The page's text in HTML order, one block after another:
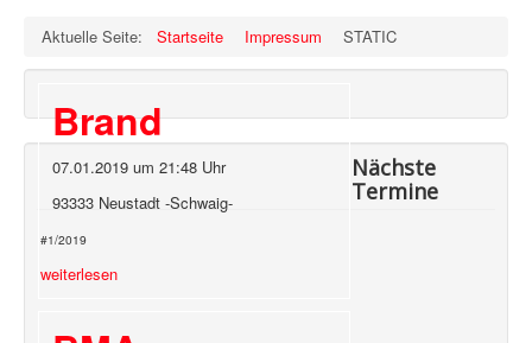
Aktuelle Seite: Startseite Impressum STATIC
Brand
07.01.2019 um 21:48 Uhr
93333 Neustadt -Schwaig-
#1/2019
weiterlesen
Nächste
Termine